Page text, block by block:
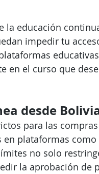
la educación
impedir tu
en el curso que
desde
para las
en plataformas
no solo
la aprobación de